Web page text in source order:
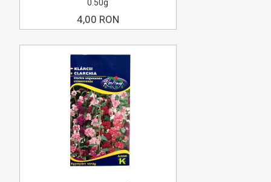
0.50g
4,00 RON